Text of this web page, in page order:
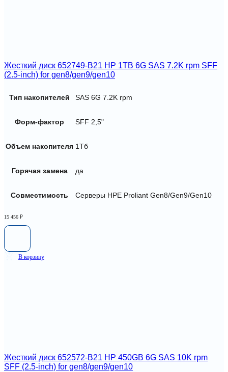
Жесткий диск 652749-B21 HP 1TB 6G SAS 7.2K rpm SFF
(2.5-inch) for gen8/gen9/gen10
Тип накопителей SAS 6G 7.2K rpm
Форм-фактор SFF 2,5"
Объем накопителя 1Тб
Горячая замена да
Совместимость Серверы HPE Proliant Gen8/Gen9/Gen10
15 456 ₽
В корзину
Жесткий диск 652572-B21 HP 450GB 6G SAS 10K rpm
SFF (2.5-inch) for gen8/gen9/gen10